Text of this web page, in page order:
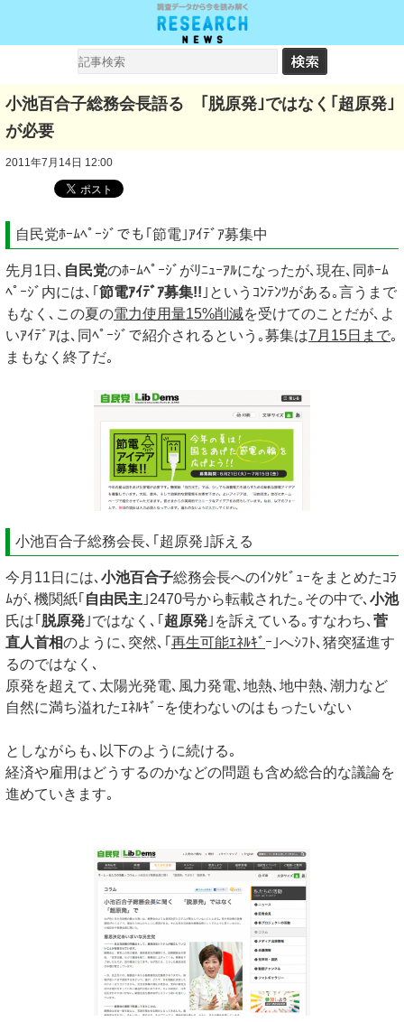
小池百合子総務会長語る ｢脱原発｣ではなく｢超原発｣
が必要
2011年7月14日 12:00
自民党ﾎｰﾑﾍﾟｰｼﾞでも｢節電｣ｱｲﾃﾞｱ募集中
先月1日､ 自民党のﾎｰﾑﾍﾟｰｼﾞがﾘﾆｭｰｱﾙになったが､現在､同ﾎｰﾑ
ﾍﾟｰｼﾞ内には､｢ 節電ｱｲﾃﾞｱ募集!! ｣というｺﾝﾃﾝﾂがある｡言うまで
もなく､この夏の電力使用量15%削減を受けてのことだが､よ
いｱｲﾃﾞｱは､同ﾍﾟｰｼﾞで紹介されるという｡募集は7月15日まで｡
まもなく終了だ｡
小池百合子総務会長､｢超原発｣訴える
今月11日には､ 小池百合子総務会長へのｲﾝﾀﾋﾞｭｰをまとめたｺﾗ
ﾑが､機関紙｢ 自由民主 ｣2470号から転載された｡その中で､ 小池
氏は｢ 脱原発 ｣ではなく､｢ 超原発 ｣を訴えている｡すなわち､ 菅
直人首相のように､突然､｢ 再生可能ｴﾈﾙｷﾞ ｰ｣へｼﾌﾄ､猪突猛進す
るのではなく､
原発を超えて､太陽光発電､風力発電､地熱､地中熱､潮力など
自然に満ち溢れたｴﾈﾙｷﾞｰを使わないのはもったいない
としながらも､以下のように続ける｡
経済や雇用はどうするのかなどの問題も含め総合的な議論を
進めていきます｡